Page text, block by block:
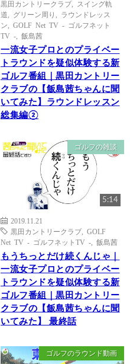
黒田カントリークラブ
スイング軌
道
グリーン周り
ラウンドレッス
ン
GOLF Net TV - ゴルフネット
TV -
飯島茜
一流女子プロとのプライベー
トラウンドを疑似体験する新
ゴルフ番組｜黒田カントリー
クラブの【飯島茜ちゃんに聞
いてみた】ラウンドレッスン
総集編②
ゴルフの雑談
5:14
2019.11.21
黒田カントリークラブ
GOLF
Net TV - ゴルフネットTV -
飯島茜
もうちっとだけ続くんじゃ｜
一流女子プロとのプライベー
トラウンドを疑似体験する新
ゴルフ番組｜黒田カントリー
クラブの【飯島茜ちゃんに聞
いてみた】 最終話
ゴルフのラウンド動画